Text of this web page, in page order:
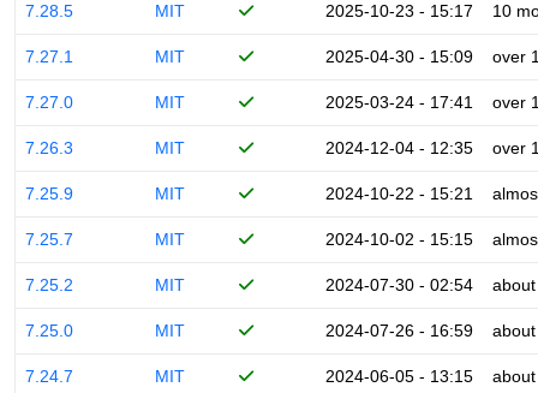
7.28.5 MIT 2025-10-23 - 15:17 10
7.27.1 MIT 2025-04-30 - 15:09 over
7.27.0 MIT 2025-03-24 - 17:41 over
7.26.3 MIT 2024-12-04 - 12:35 over
7.25.9 MIT 2024-10-22 - 15:21
7.25.7 MIT 2024-10-02 - 15:15
7.25.2 MIT 2024-07-30 - 02:54
7.25.0 MIT 2024-07-26 - 16:59
7.24.7 MIT 2024-06-05 - 13:15